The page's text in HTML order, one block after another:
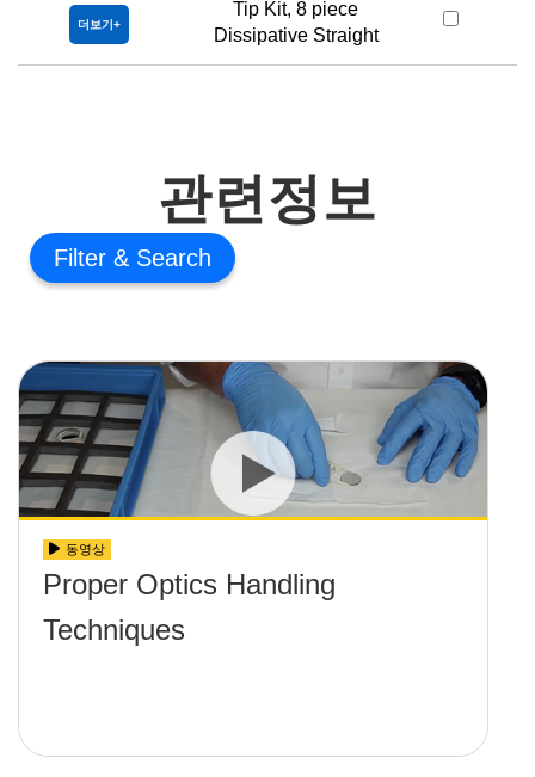
더보기
Tip Kit, 8 piece
Dissipative Straight
관련정보
Filter
동영상
Proper Optics Handling
Techniques